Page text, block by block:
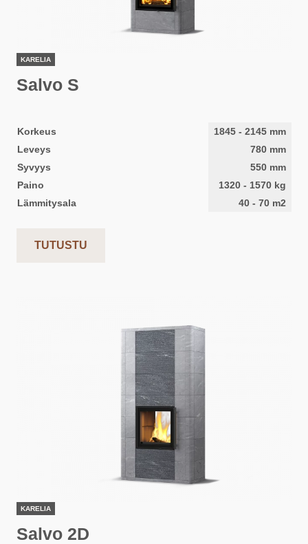
KARELIA
Salvo S
Korkeus 1845 - 2145 mm
Leveys
780 mm
Syvyys
550 mm
Paino
1320 - 1570 kg
Lämmitysala
40 - 70 m2
TUTUSTU
KARELIA
Salvo 2D